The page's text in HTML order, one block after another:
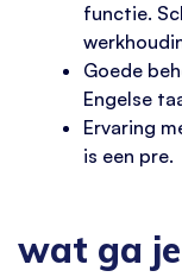
functie.
Goede
Engelse
Ervaring
is een pre.
wat ga